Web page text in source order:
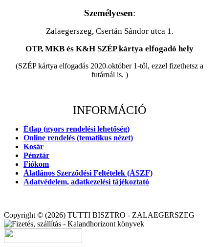
Személyesen:
Zalaegerszeg, Csertán Sándor utca 1.
OTP, MKB és K&H SZÉP kártya elfogadó hely
(SZÉP kártya elfogadás 2020.október 1-től, ezzel fizethetsz a
futárnál is. )
INFORMÁCIÓ
Étlap (gyors rendelési lehetőség)
Online rendelés (tematikus nézet)
Kosár
Pénztár
Fiókom
Álatlános Szerződési Feltételek (ÁSZF)
Adatvédelem, adatkezelési tájékoztató
Copyright © (2026) TUTTI BISZTRO - ZALAEGERSZEG